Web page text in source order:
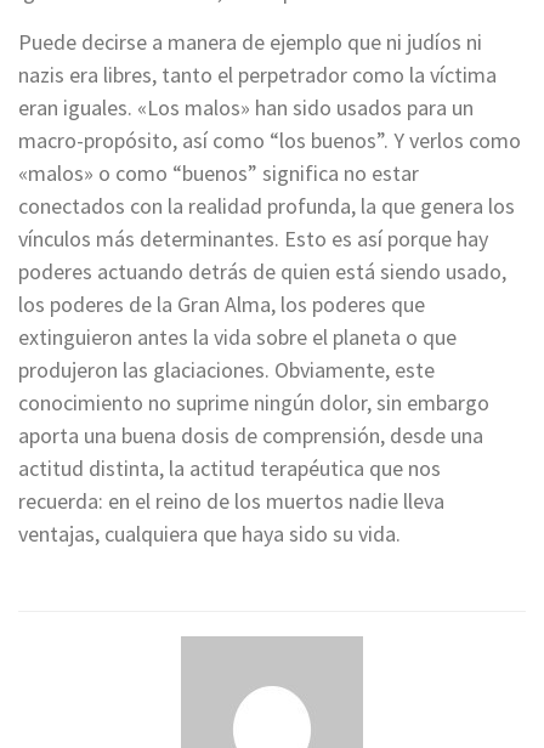
Puede decirse a manera de ejemplo que ni judíos ni
nazis era libres, tanto el perpetrador como la víctima
eran iguales. «Los malos» han sido usados para un
macro-propósito, así como “los buenos”. Y verlos como
«malos» o como “buenos” significa no estar
conectados con la realidad profunda, la que genera los
vínculos más determinantes. Esto es así porque hay
poderes actuando detrás de quien está siendo usado,
los poderes de la Gran Alma, los poderes que
extinguieron antes la vida sobre el planeta o que
produjeron las glaciaciones. Obviamente, este
conocimiento no suprime ningún dolor, sin embargo
aporta una buena dosis de comprensión, desde una
actitud distinta, la actitud terapéutica que nos
recuerda: en el reino de los muertos nadie lleva
ventajas, cualquiera que haya sido su vida.